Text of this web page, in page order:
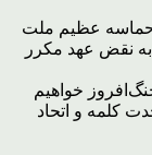
حماسه عظیم ملت
به نقض عهد مکرر
خواهیم
کلمه و اتحاد